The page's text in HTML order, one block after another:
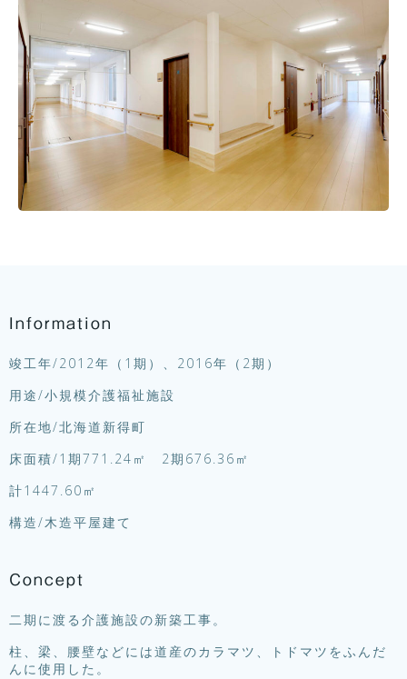
Information
竣工年/2012年（1期）、2016年（2期）
用途/小規模介護福祉施設
所在地/北海道新得町
床面積/1期771.24㎡ 2期676.36㎡
計1447.60㎡
構造/木造平屋建て
Concept
二期に渡る介護施設の新築工事。
柱、梁、腰壁などには道産のカラマツ、トドマツをふんだ
んに使用した。